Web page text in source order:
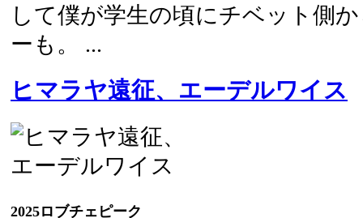
して僕が学生の頃にチベット側
ーも。 ...
ヒマラヤ遠征、エーデルワイス
2025ロブチェピーク